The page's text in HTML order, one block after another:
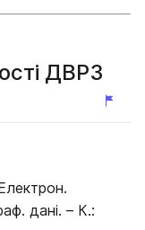
ДВРЗ
дані. – К.: